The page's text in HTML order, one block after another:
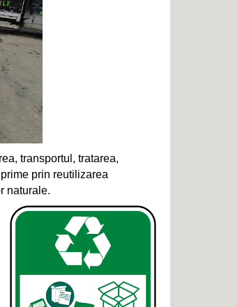
transportul, tratarea,
prin reutilizarea
naturale.